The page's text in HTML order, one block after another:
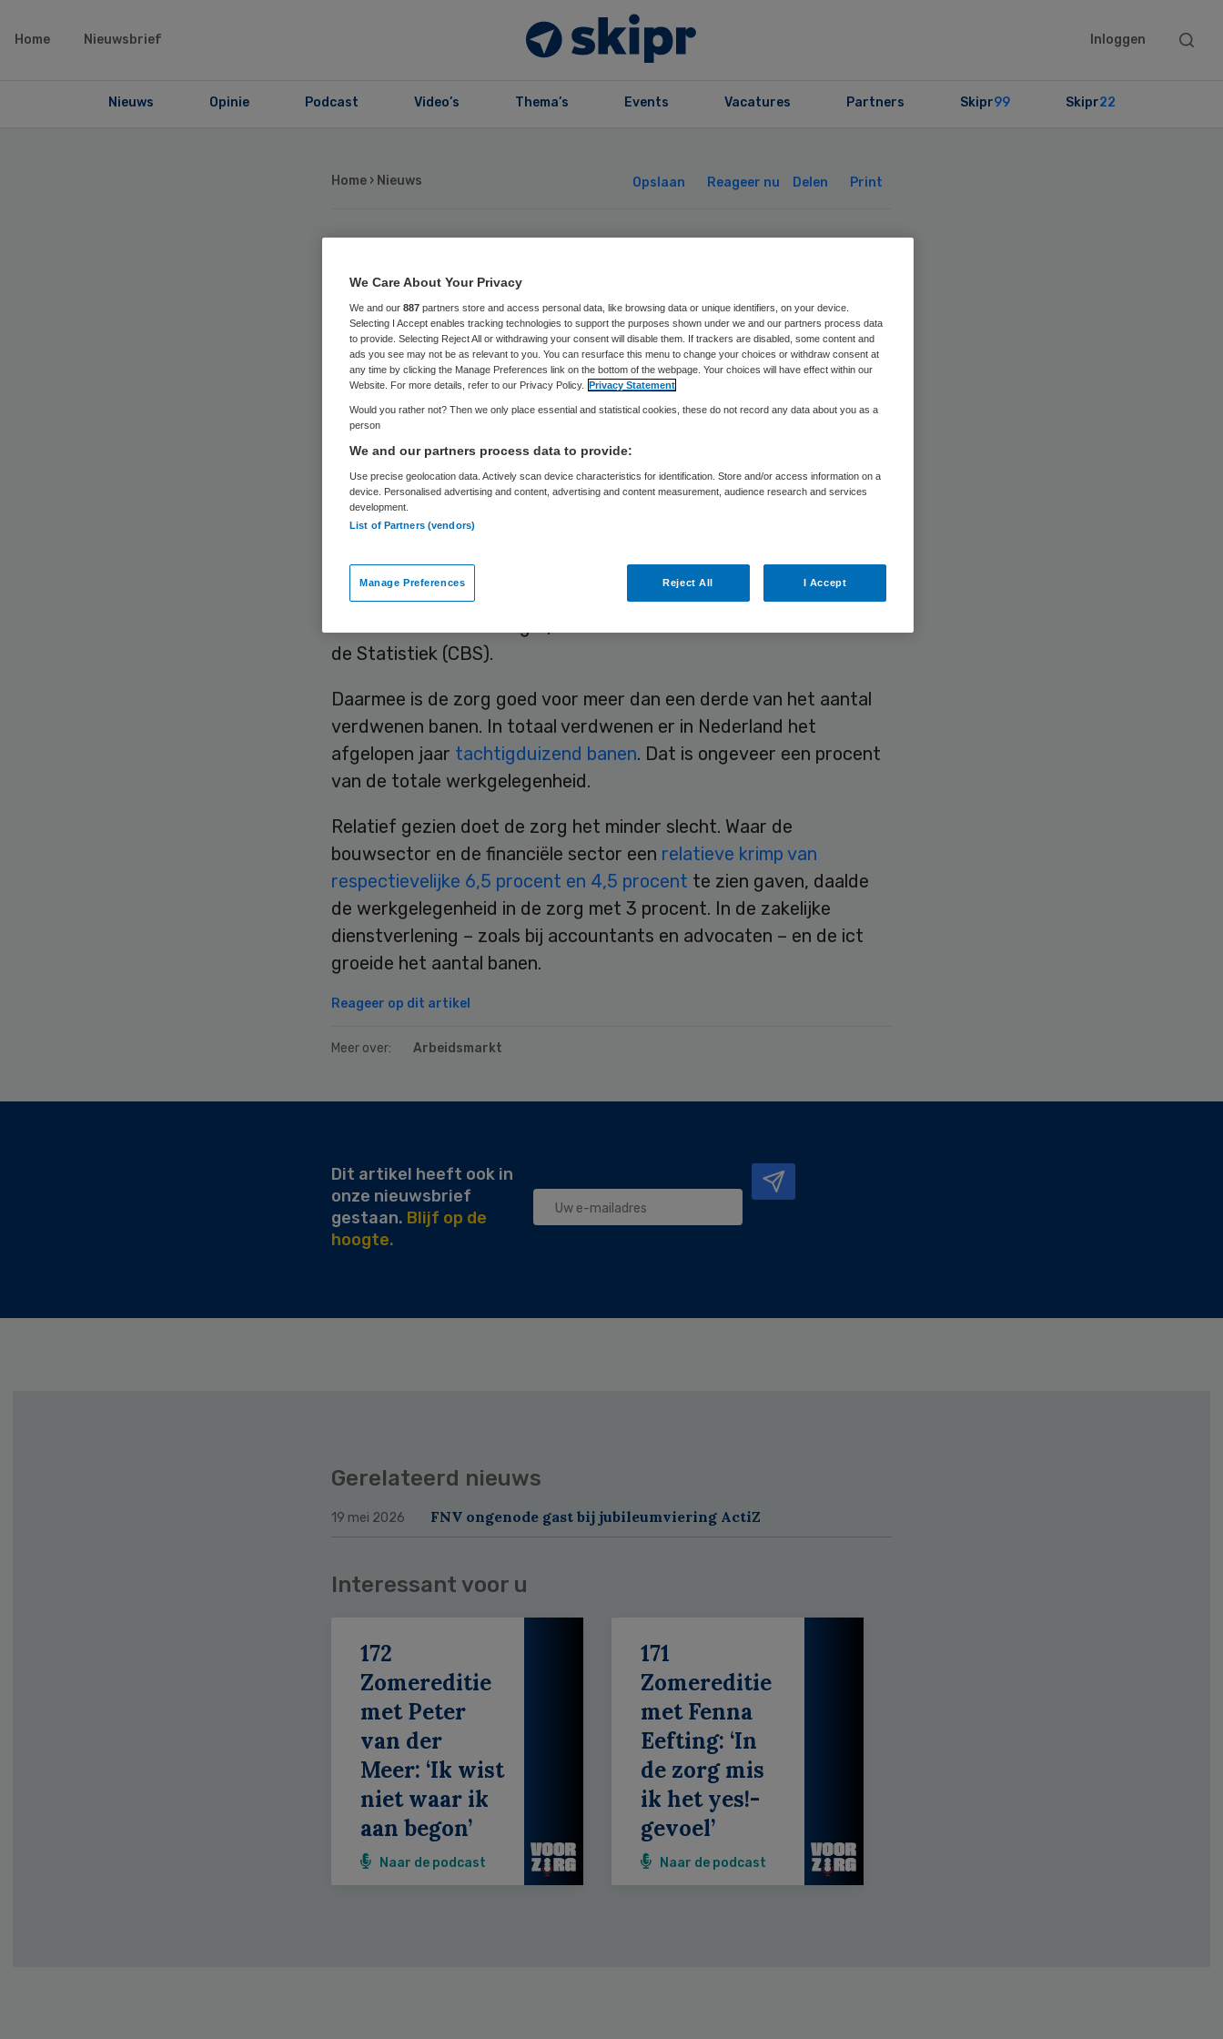
Home Nieuwsbrief Inloggen
Search
Nieuws Opinie Podcast Video’s Thema’s Events Vacatures Partners Skipr99 Skipr22
Home › Nieuws Opslaan Reageer nu Delen Print
Zorg goed voor een
derde Nederlands
banenverlies
de zorg sterker dan in andere branches. Ten opzichte van vorig jaar
lag het aantal banen in de sector aan het eind van het tweede
de Statistiek (CBS).
Daarmee is de zorg goed voor meer dan een derde van het aantal
verdwenen banen. In totaal verdwenen er in Nederland het
afgelopen jaar tachtigduizend banen. Dat is ongeveer een procent
van de totale werkgelegenheid.
Relatief gezien doet de zorg het minder slecht. Waar de
bouwsector en de financiële sector een relatieve krimp van
respectievelijke 6,5 procent en 4,5 procent te zien gaven, daalde
de werkgelegenheid in de zorg met 3 procent. In de zakelijke
dienstverlening – zoals bij accountants en advocaten – en de ict
groeide het aantal banen.
Reageer op dit artikel
Meer over: Arbeidsmarkt
Dit artikel heeft ook in
onze nieuwsbrief
gestaan. Blijf op de
hoogte.
Gerelateerd nieuws
19 mei 2026 FNV ongenode gast bij jubileumviering ActiZ
Interessant voor u
172
Zomereditie
met Peter
van der
Meer: ‘Ik wist
niet waar ik
aan begon’
Naar de podcast
171
Zomereditie
met Fenna
Eefting: ‘In
de zorg mis
ik het yes!-
gevoel’
Naar de podcast
We Care About Your Privacy
We and our 887 partners store and access personal data, like browsing data or unique identifiers, on your device.
Selecting I Accept enables tracking technologies to support the purposes shown under we and our partners process data
to provide. Selecting Reject All or withdrawing your consent will disable them. If trackers are disabled, some content and
ads you see may not be as relevant to you. You can resurface this menu to change your choices or withdraw consent at
any time by clicking the Manage Preferences link on the bottom of the webpage. Your choices will have effect within our
Website. For more details, refer to our Privacy Policy.
Privacy Statement
Would you rather not? Then we only place essential and statistical cookies, these do not record any data about you as a
person
We and our partners process data to provide:
Use precise geolocation data. Actively scan device characteristics for identification. Store and/or access information on a
device. Personalised advertising and content, advertising and content measurement, audience research and services
development.
List of Partners (vendors)
Manage Preferences Reject All I Accept